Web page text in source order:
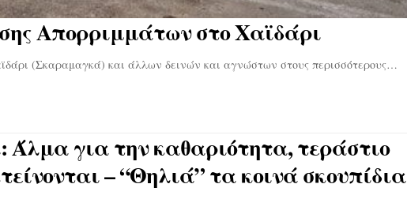
Απορριμμάτων στο Χαϊδάρι
(Σκαραμαγκά) και άλλων δεινών και αγνώστων στους περισσότερους…
Άλμα για την καθαριότητα, τεράστιο
– “Θηλιά” τα κοινά σκουπίδια